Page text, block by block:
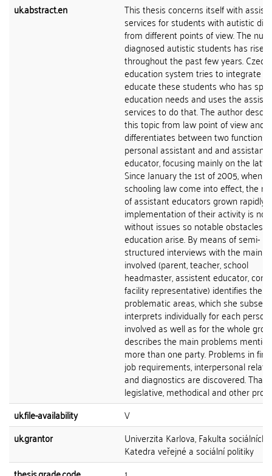
uk.abstract.en
This thesis concerns itself with
services for students with autistic
from different points of view. The
diagnosed autistic students has risen
throughout the past few years. Czech
education system tries to integrate
educate these students who has
education needs and uses the
services to do that. The author
this topic from law point of view and
differentiates between two functions:
personal assistant and and assistant
educator, focusing mainly on the
Since January the 1st of 2005, when
schooling law come into effect, the
of assistant educators grown rapidly,
implementation of their activity is not
without issues so notable obstacles
education arise. By means of semi-
structured interviews with the main
involved (parent, teacher, school
headmaster, assistent educator,
facility representative) identifies the
problematic areas, which she
interprets individually for each person
involved as well as for the whole
describes the main problems
more than one party. Problems in
job requirements, interpersonal
and diagnostics are discovered. That
legislative, methodical and other
uk.file-availability
V
uk.grantor
Univerzita Karlova, Fakulta sociálních
Katedra veřejné a sociální politiky